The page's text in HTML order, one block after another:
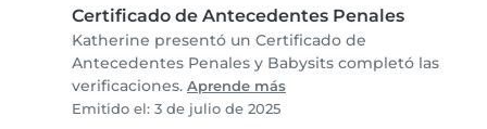
Certificado de Antecedentes Penales
Katherine presentó un Certificado de
Antecedentes Penales y Babysits completó las
verificaciones. Aprende más
Emitido el: 3 de julio de 2025